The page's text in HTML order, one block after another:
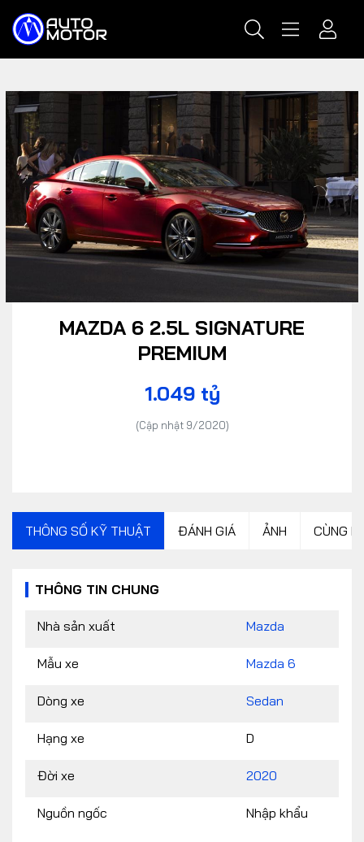
MAZDA 6 2.5L SIGNATURE
PREMIUM
1.049 tỷ
(Cập nhật 9/2020)
THÔNG SỐ KỸ THUẬT ĐÁNH GIÁ ẢNH CÙNG
THÔNG TIN CHUNG
Nhà sản xuất Mazda
Mẫu xe Mazda 6
Dòng xe Sedan
Hạng xe D
Đời xe 2020
Nguồn ngốc Nhập khẩu